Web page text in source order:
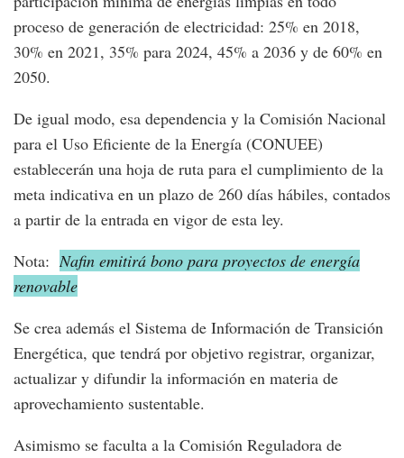
proceso de generación de electricidad: 25% en 2018,
30% en 2021, 35% para 2024, 45% a 2036 y de 60% en
2050.
De igual modo, esa dependencia y la Comisión Nacional
para el Uso Eficiente de la Energía (CONUEE)
establecerán una hoja de ruta para el cumplimiento de la
meta indicativa en un plazo de 260 días hábiles, contados
a partir de la entrada en vigor de esta ley.
Nota: Nafin emitirá bono para proyectos de energía
renovable
Se crea además el Sistema de Información de Transición
Energética, que tendrá por objetivo registrar, organizar,
actualizar y difundir la información en materia de
aprovechamiento sustentable.
Asimismo se faculta a la Comisión Reguladora de